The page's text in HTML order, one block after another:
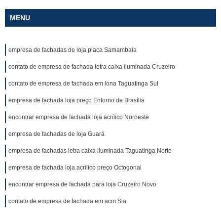
MENU
empresa de fachadas de loja placa Samambaia
contato de empresa de fachada letra caixa iluminada Cruzeiro
contato de empresa de fachada em lona Taguatinga Sul
empresa de fachada loja preço Entorno de Brasília
encontrar empresa de fachada loja acrílico Noroeste
empresa de fachadas de loja Guará
empresa de fachadas letra caixa iluminada Taguatinga Norte
empresa de fachada loja acrílico preço Octogonal
encontrar empresa de fachada para loja Cruzeiro Novo
contato de empresa de fachada em acm Sia